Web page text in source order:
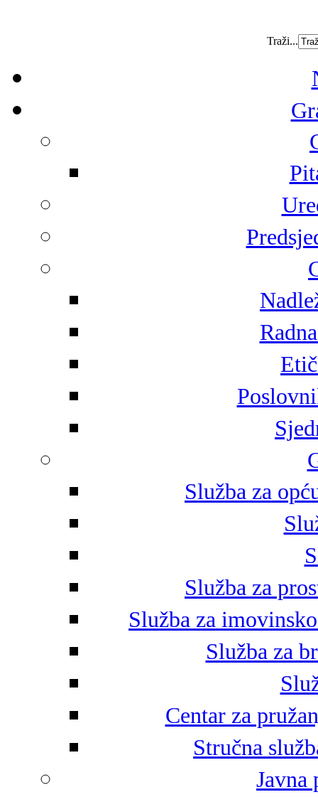
Traži...
Služba za
Služba za
Služba za
Služba za
Centar za
Stručna
Javna